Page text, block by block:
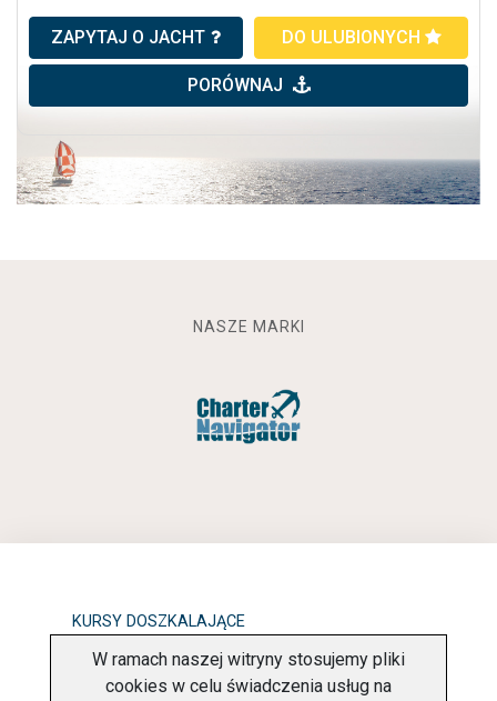
ZAPYTAJ O JACHT DO ULUBIONYCH
PORÓWNAJ
NASZE MARKI
KURSY DOSZKALAJĄCE
OBOWIĄZEK INFORMACYJNY
W ramach naszej witryny stosujemy pliki
cookies w celu świadczenia usług na